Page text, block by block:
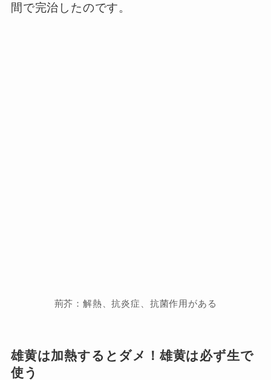
間で完治したのです。
荊芥：解熱、抗炎症、抗菌作用がある
雄黄は加熱するとダメ！雄黄は必ず生で
使う